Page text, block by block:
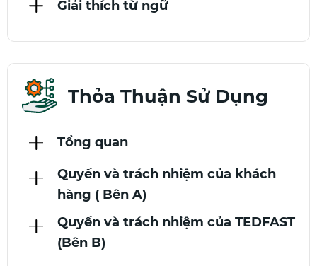
Giải thích từ ngữ
Thỏa Thuận Sử Dụng
Tổng quan
Quyền và trách nhiệm của khách
hàng ( Bên A)
Quyền và trách nhiệm của TEDFAST
(Bên B)